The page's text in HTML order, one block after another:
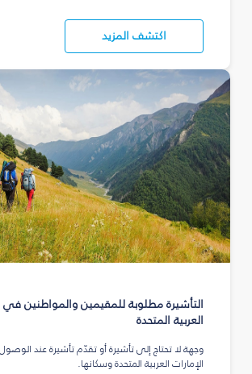
اكتشف المزيد
التأشيرة مطلوبة للمقيمين والمواطنين في
العربية المتحدة
وجهة لا تحتاج إلى تأشيرة أو تقدّم تأشيرة عند
الإمارات العربية المتحدة وسكانها.